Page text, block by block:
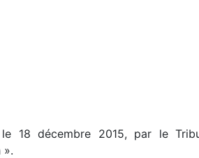
18 décembre 2015, par le
».